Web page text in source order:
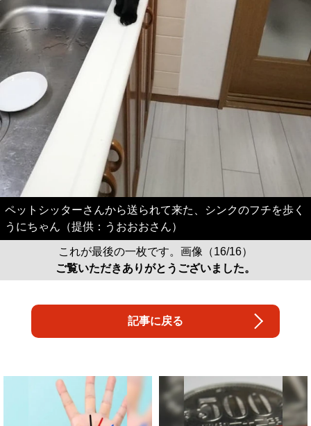
ペットシッターさんから送られて来た、シンクのフチを歩く
うにちゃん（提供：うおおおさん）
これが最後の一枚です。画像（16/16）
ご覧いただきありがとうございました。
記事に戻る